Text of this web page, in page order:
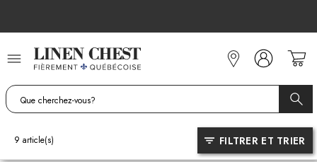
contenu
9 article(s) FILTRER ET TRIER